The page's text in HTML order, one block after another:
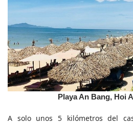
Playa An Bang, Hoi
A solo unos 5 kilómetros del